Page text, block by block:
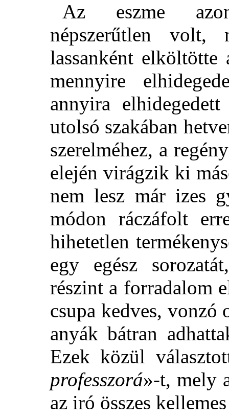
Az eszme
népszerűtlen volt,
lassanként
mennyire
annyira
utolsó szakában
szerelméhez, a
elején virágzik ki
nem lesz már izes
módon ráczáfolt
hihetetlen
egy egész
részint a forradalom
csupa kedves, vonzó
anyák bátran
Ezek közül
professzorá»-t, mely
az iró összes